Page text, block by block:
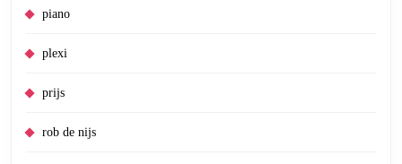
piano
plexi
prijs
rob de nijs